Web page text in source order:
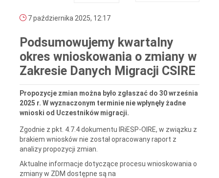
7 października 2025, 12:17
Podsumowujemy kwartalny
okres wnioskowania o zmiany w
Zakresie Danych Migracji CSIRE
Propozycje zmian można było zgłaszać do 30 września
2025 r. W wyznaczonym terminie nie wpłynęły żadne
wnioski od Uczestników migracji.
Zgodnie z pkt. 4.7.4 dokumentu IRiESP-OIRE, w związku z
brakiem wniosków nie został opracowany raport z
analizy propozycji zmian.
Aktualne informacje dotyczące procesu wnioskowania o
zmiany w ZDM dostępne są na